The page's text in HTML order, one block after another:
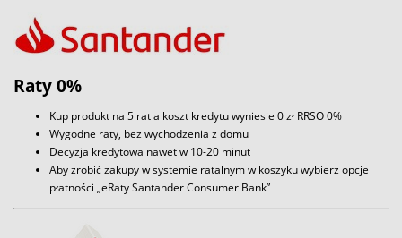
Raty 0%
Kup produkt na 5 rat a koszt kredytu wyniesie 0 zł RRSO 0%
Wygodne raty, bez wychodzenia z domu
Decyzja kredytowa nawet w 10-20 minut
Aby zrobić zakupy w systemie ratalnym w koszyku wybierz opcje
płatności „eRaty Santander Consumer Bank”